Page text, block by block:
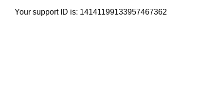
Your support ID is: 14141199133957467362